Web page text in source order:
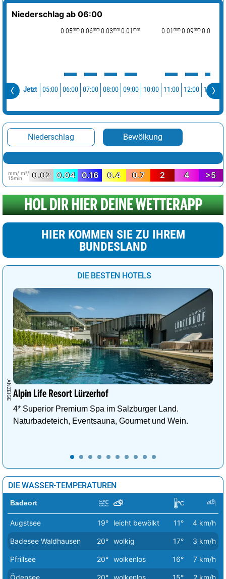
Niederschlag ab 06:00
0.05mm 0.06mm 0.03mm 0.01 mm 0.01 mm 0.09mm 0.05
Jetzt 05:00 06:00 07:00 08:00 09:00 10:00 11:00 12:00 13:00
Niederschlag Bewölkung
mm/ m²/
15min
0.02 0.04 0.16 0.4 0.7 2 4 >5
HIER KOMMEN SIE ZU IHREM
BUNDESLAND
DIE BESTEN HOTELS
Alpin Life Resort Lürzerhof
4* Superior Premium Spa im Salzburger Land.
Naturbadeteich, Eventsauna, Gourmet und Wein.
DIE WASSER-TEMPERATUREN
Badeort
Augstsee 19° leicht bewölkt 11° 4 km/h
Badesee Waldhausen 20° wolkig 17° 3 km/h
Pfrillsee 20° wolkenlos 16° 7 km/h